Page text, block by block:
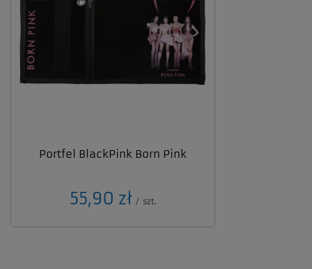
Portfel BlackPink Born Pink
55,90 zł / szt.